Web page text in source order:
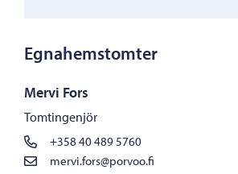
Egnahemstomter
Mervi Fors
Tomtingenjör
+358 40 489 5760
mervi.fors@porvoo.fi